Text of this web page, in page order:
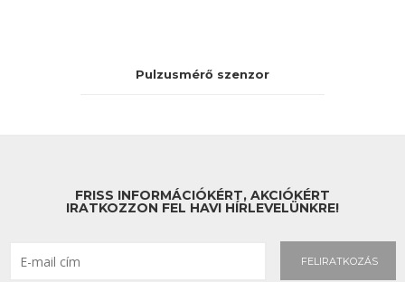
Pulzusmérő szenzor
FRISS INFORMÁCIÓKÉRT, AKCIÓKÉRT
IRATKOZZON FEL HAVI HÍRLEVELÜNKRE!
FELIRATKOZÁS